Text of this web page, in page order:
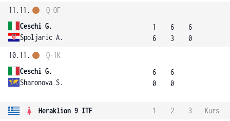
11.11.
Ceschi G.
Spoljaric A.
Q-OF
1
6
6
3
6
0
10.11.
Ceschi G.
Sharonova S.
Q-1K
6
0
6
0
Heraklion 9 ITF 1 2 3
Kurs